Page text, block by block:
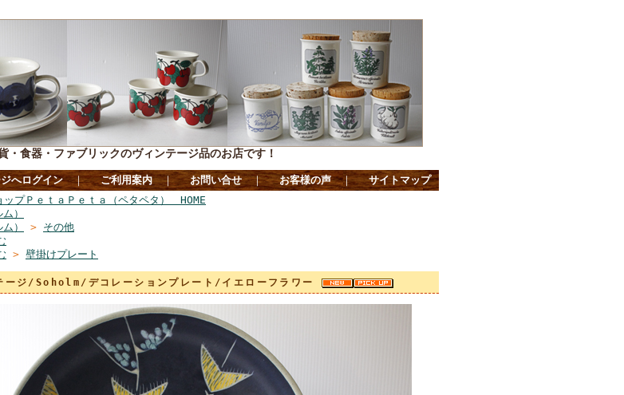
・食器・ファブリックのヴィンテージ品のお店です！
へログイン ｜ ご利用案内 ｜ お問い合せ ｜ お客様の声 ｜ サイトマップ
ップＰｅｔａＰｅｔａ（ペタペタ） HOME
）
） > その他
> 壁掛けプレート
ージ/Soholm/デコレーションプレート/イエローフラワー